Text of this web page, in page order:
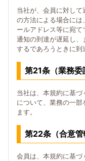
当社が、会員に対し
の方法による場合には
ールアドレス等に宛
通知の到達が遅延し、
するであろうときに到
第21条（業務委
当社は、本規約に基
について、業務の一
ます。
第22条（合意管
会員は、本規約に基づ